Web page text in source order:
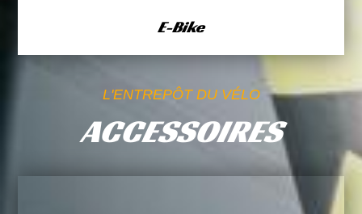
E-Bike
L'ENTREPÔT DU VÉLO
ACCESSOIRES